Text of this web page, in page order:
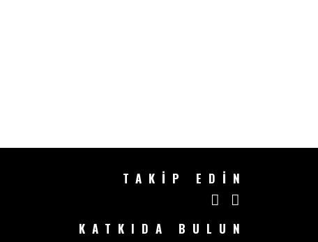
TAKİP EDİN
KATKIDA BULUN